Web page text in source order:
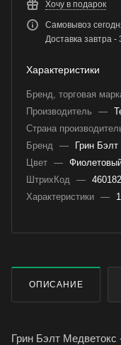
Хочу в подарок
Самовывоз
Доставка завтра -
Характеристики
Бренд, торговая
Производитель
—
Страна
Бренд —
Грин Бэлт
Цвет —
ШтрихКод —
Характеристики —
ОПИСАНИЕ
Грин Бэлт Медветокс